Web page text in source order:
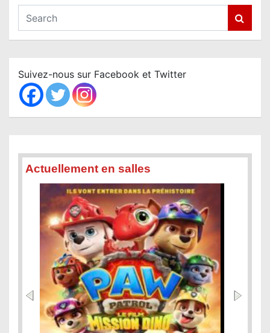
a
c
h
Suivez-nous sur Facebook et Twitter
Actuellement en salles